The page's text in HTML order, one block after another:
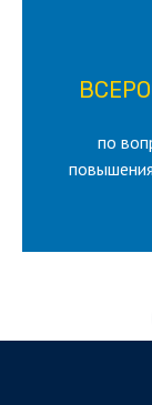
по
для